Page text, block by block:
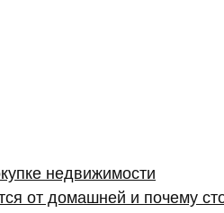
недвижимости
от домашней и почему